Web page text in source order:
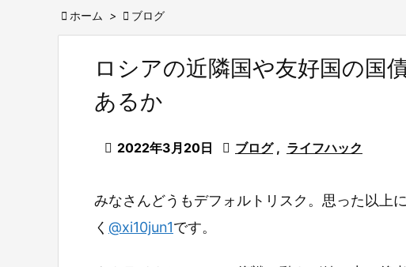
 ホーム >  ブログ
ロシアの近隣国や友好国の国
あるか
 2022年3月20日  ブログ , ライフハック
みなさんどうもデフォルトリスク。思った以上
く @xi10jun1です。